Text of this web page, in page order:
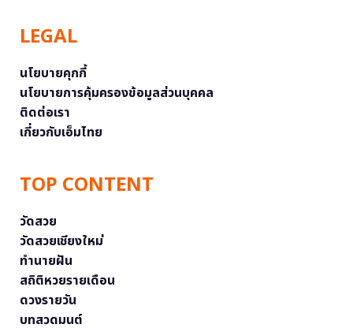
LEGAL
นโยบายคุกกี้
นโยบายการคุ้มครองข้อมูลส่วนบุคคล
ติดต่อเรา
เกี่ยวกับเอ็มไทย
TOP CONTENT
วัดสวย
วัดสวยเชียงใหม่
ทำนายฝัน
สถิติหวยรายเดือน
ดวงรายวัน
บทสวดมนต์